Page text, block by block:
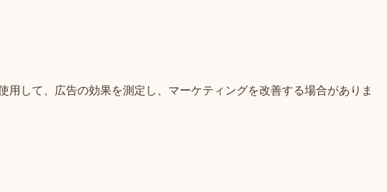
て、広告の効果を測定し、マーケティングを改善する場合がありま